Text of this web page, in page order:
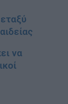
να